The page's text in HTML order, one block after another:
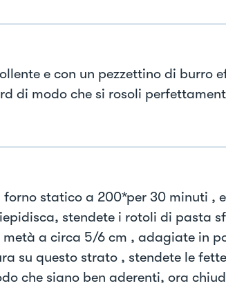
e con un pezzettino di burro
di modo che si rosoli
forno statico a 200*per 30 minuti ,
stendete i rotoli di pasta
metà a circa 5/6 cm , adagiate in
su questo strato , stendete le
che siano ben aderenti, ora